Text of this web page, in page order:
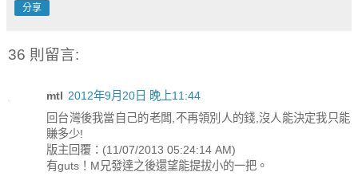
分享
36 則留言:
mtl 2012年9月20日 晚上11:44
回台灣後我當自己的老闆,不再領別人的錢,沒人能決定我只能
賺多少!
版主回覆：(11/07/2013 05:24:14 AM)
有guts！M兄發達之後還望能提拔小的一把。